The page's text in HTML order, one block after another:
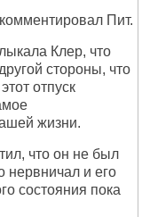
Пит.
Клер, что
стороны, что
отпуск
жизни.
что он не был
нервничал и его
состояния пока